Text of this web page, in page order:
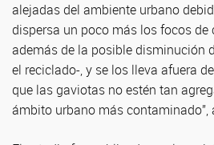
alejadas del ambiente urbano
dispersa un poco más los focos
además de la posible disminución
el reciclado-, y se los lleva afuera
que las gaviotas no estén tan
ámbito urbano más contaminado”,